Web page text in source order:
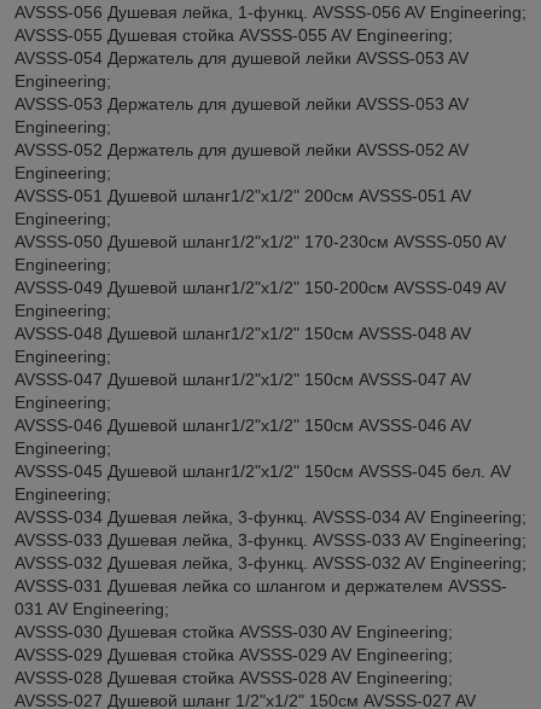
AVSSS-056 Душевая лейка, 1-функц. AVSSS-056 AV Engineering;
AVSSS-055 Душевая стойка AVSSS-055 AV Engineering;
AVSSS-054 Держатель для душевой лейки AVSSS-053 AV
Engineering;
AVSSS-053 Держатель для душевой лейки AVSSS-053 AV
Engineering;
AVSSS-052 Держатель для душевой лейки AVSSS-052 AV
Engineering;
AVSSS-051 Душевой шланг1/2"х1/2" 200см AVSSS-051 AV
Engineering;
AVSSS-050 Душевой шланг1/2"х1/2" 170-230см AVSSS-050 AV
Engineering;
AVSSS-049 Душевой шланг1/2"х1/2" 150-200см AVSSS-049 AV
Engineering;
AVSSS-048 Душевой шланг1/2"х1/2" 150см AVSSS-048 AV
Engineering;
AVSSS-047 Душевой шланг1/2"х1/2" 150см AVSSS-047 AV
Engineering;
AVSSS-046 Душевой шланг1/2"х1/2" 150см AVSSS-046 AV
Engineering;
AVSSS-045 Душевой шланг1/2"х1/2" 150см AVSSS-045 бел. AV
Engineering;
AVSSS-034 Душевая лейка, 3-функц. AVSSS-034 AV Engineering;
AVSSS-033 Душевая лейка, 3-функц. AVSSS-033 AV Engineering;
AVSSS-032 Душевая лейка, 3-функц. AVSSS-032 AV Engineering;
AVSSS-031 Душевая лейка со шлангом и держателем AVSSS-
031 AV Engineering;
AVSSS-030 Душевая стойка AVSSS-030 AV Engineering;
AVSSS-029 Душевая стойка AVSSS-029 AV Engineering;
AVSSS-028 Душевая стойка AVSSS-028 AV Engineering;
AVSSS-027 Душевой шланг 1/2"х1/2" 150см AVSSS-027 AV